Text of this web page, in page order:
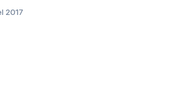
2017